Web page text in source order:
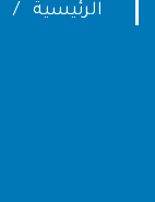
الرئيسية